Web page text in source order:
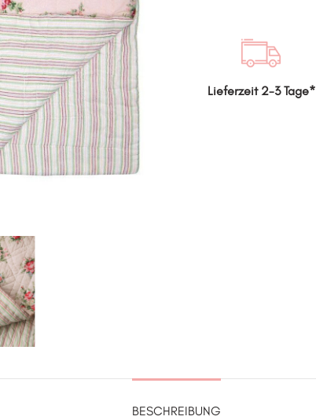
Lieferzeit 2-3 Tage*
BESCHREIBUNG